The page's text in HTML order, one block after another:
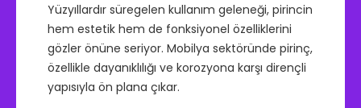
Yüzyıllardır süregelen kullanım geleneği, pirincin
hem estetik hem de fonksiyonel özelliklerini
gözler önüne seriyor. Mobilya sektöründe pirinç,
özellikle dayanıklılığı ve korozyona karşı dirençli
yapısıyla ön plana çıkar.